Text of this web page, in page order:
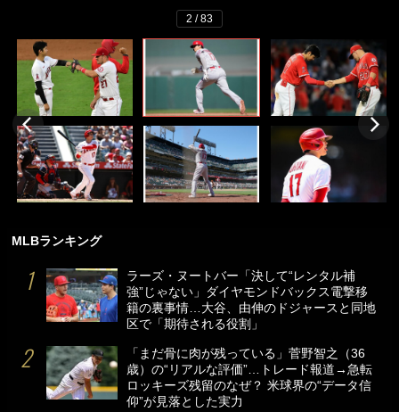
2 / 83
MLBランキング
ラーズ・ヌートバー「決して“レンタル補
強”じゃない」ダイヤモンドバックス電撃移
籍の裏事情…大谷、由伸のドジャースと同地
区で「期待される役割」
「まだ骨に肉が残っている」菅野智之（36
歳）の“リアルな評価”…トレード報道→急転
ロッキーズ残留のなぜ？ 米球界の“データ信
仰”が見落とした実力